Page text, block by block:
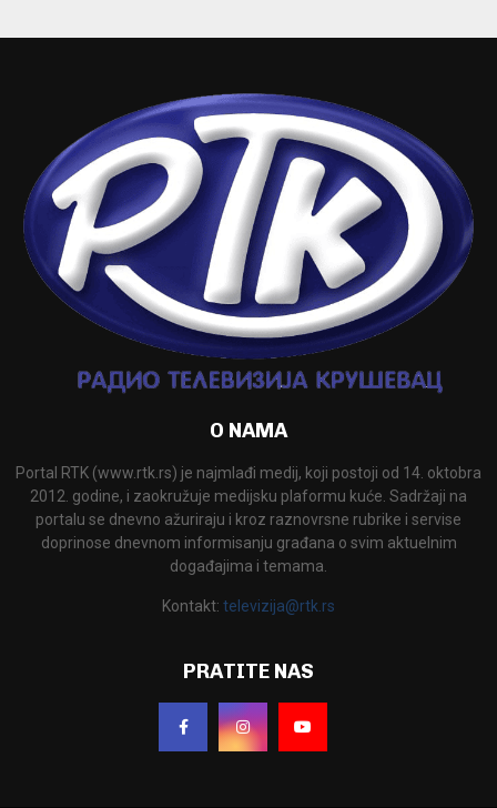
O NAMA
Portal RTK (www.rtk.rs) je najmlađi medij, koji postoji od 14. oktobra
2012. godine, i zaokružuje medijsku plaformu kuće. Sadržaji na
portalu se dnevno ažuriraju i kroz raznovrsne rubrike i servise
doprinose dnevnom informisanju građana o svim aktuelnim
događajima i temama.
Kontakt: televizija@rtk.rs
PRATITE NAS